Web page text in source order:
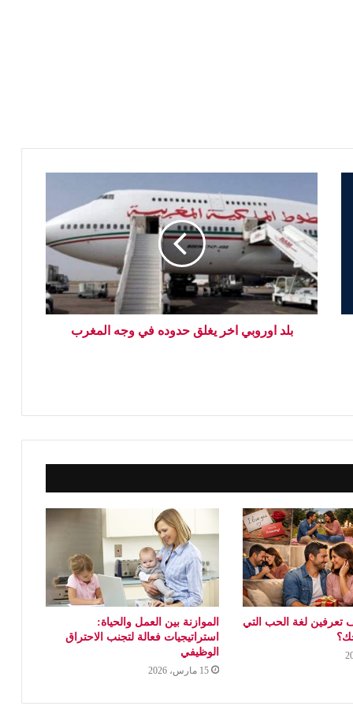
بلد اوروبي اخر يغلق حدوده في وجه المغرب
تعرفين لغة الحب التي
الموازنة بين العمل والحياة:
استراتيجيات فعالة لتجنب الاحتراق
الوظيفي
15 مارس، 2026